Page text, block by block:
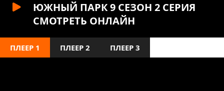
ЮЖНЫЙ ПАРК 9 СЕЗОН 2 СЕРИЯ
СМОТРЕТЬ ОНЛАЙН
ПЛЕЕР 1 ПЛЕЕР 2 ПЛЕЕР 3